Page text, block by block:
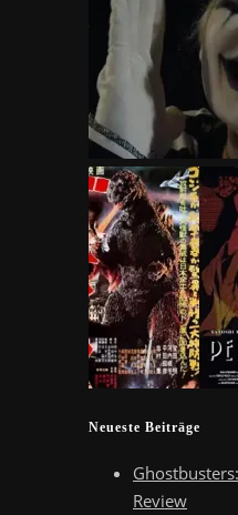
Neueste Beiträge
Review